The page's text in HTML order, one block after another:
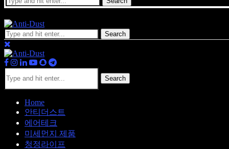
Search
Search
Home
안티더스트
에어테크
미세먼지 제품
청정라이프